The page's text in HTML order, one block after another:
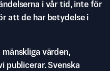
i vår tid, inte för
att de har betydelse i
värden,
publicerar. Svenska